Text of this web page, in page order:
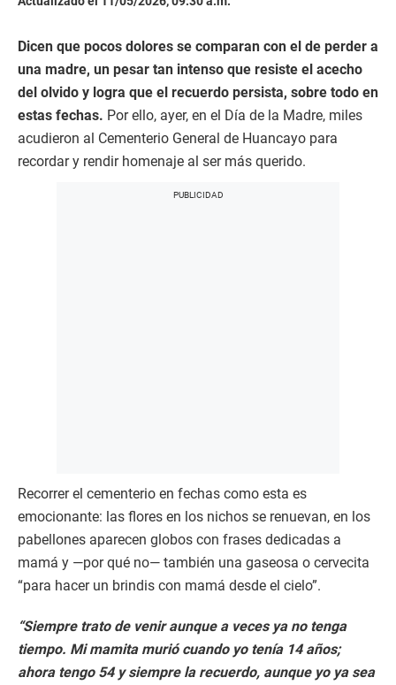
Dicen que pocos dolores se comparan con el de perder a
una madre, un pesar tan intenso que resiste el acecho
del olvido y logra que el recuerdo persista, sobre todo en
estas fechas. Por ello, ayer, en el Día de la Madre, miles
acudieron al Cementerio General de Huancayo para
recordar y rendir homenaje al ser más querido.
Recorrer el cementerio en fechas como esta es
emocionante: las flores en los nichos se renuevan, en los
pabellones aparecen globos con frases dedicadas a
mamá y —por qué no— también una gaseosa o cervecita
“para hacer un brindis con mamá desde el cielo”.
“Siempre trato de venir aunque a veces ya no tenga
tiempo. Mi mamita murió cuando yo tenía 14 años;
ahora tengo 54 y siempre la recuerdo, aunque yo ya sea